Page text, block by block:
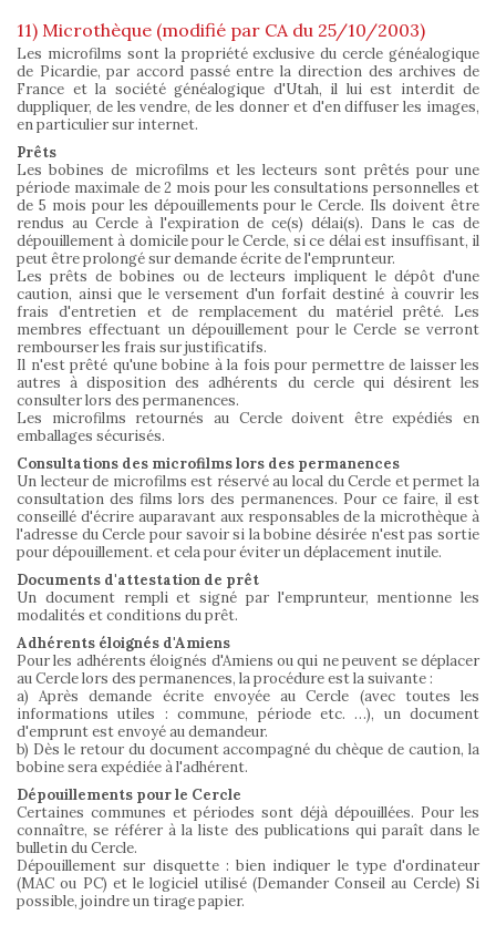
11) Microthèque (modifié par CA du 25/10/2003)
Les microfilms sont la propriété exclusive du cercle généalogique
de Picardie, par accord passé entre la direction des archives de
France et la société généalogique d'Utah, il lui est interdit de
duppliquer, de les vendre, de les donner et d'en diffuser les images,
en particulier sur internet.
Prêts
Les bobines de microfilms et les lecteurs sont prêtés pour une
période maximale de 2 mois pour les consultations personnelles et
de 5 mois pour les dépouillements pour le Cercle. Ils doivent être
rendus au Cercle à l'expiration de ce(s) délai(s). Dans le cas de
dépouillement à domicile pour le Cercle, si ce délai est insuffisant, il
peut être prolongé sur demande écrite de l'emprunteur.
Les prêts de bobines ou de lecteurs impliquent le dépôt d'une
caution, ainsi que le versement d'un forfait destiné à couvrir les
frais d'entretien et de remplacement du matériel prêté. Les
membres effectuant un dépouillement pour le Cercle se verront
rembourser les frais sur justificatifs.
Il n'est prêté qu'une bobine à la fois pour permettre de laisser les
autres à disposition des adhérents du cercle qui désirent les
consulter lors des permanences.
Les microfilms retournés au Cercle doivent être expédiés en
emballages sécurisés.
Consultations des microfilms lors des permanences
Un lecteur de microfilms est réservé au local du Cercle et permet la
consultation des films lors des permanences. Pour ce faire, il est
conseillé d'écrire auparavant aux responsables de la microthèque à
l'adresse du Cercle pour savoir si la bobine désirée n'est pas sortie
pour dépouillement. et cela pour éviter un déplacement inutile.
Documents d'attestation de prêt
Un document rempli et signé par l'emprunteur, mentionne les
modalités et conditions du prêt.
Adhérents éloignés d'Amiens
Pour les adhérents éloignés d'Amiens ou qui ne peuvent se déplacer
au Cercle lors des permanences, la procédure est la suivante :
a) Après demande écrite envoyée au Cercle (avec toutes les
informations utiles : commune, période etc. …), un document
d'emprunt est envoyé au demandeur.
b) Dès le retour du document accompagné du chèque de caution, la
bobine sera expédiée à l'adhérent.
Dépouillements pour le Cercle
Certaines communes et périodes sont déjà dépouillées. Pour les
connaître, se référer à la liste des publications qui paraît dans le
bulletin du Cercle.
Dépouillement sur disquette : bien indiquer le type d'ordinateur
(MAC ou PC) et le logiciel utilisé (Demander Conseil au Cercle) Si
possible, joindre un tirage papier.